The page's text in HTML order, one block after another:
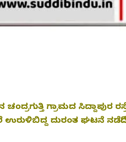
ಗ್ರಾಮದ ಸಿದ್ದಾಪುರ
ದುರಂತ ಘಟನೆ